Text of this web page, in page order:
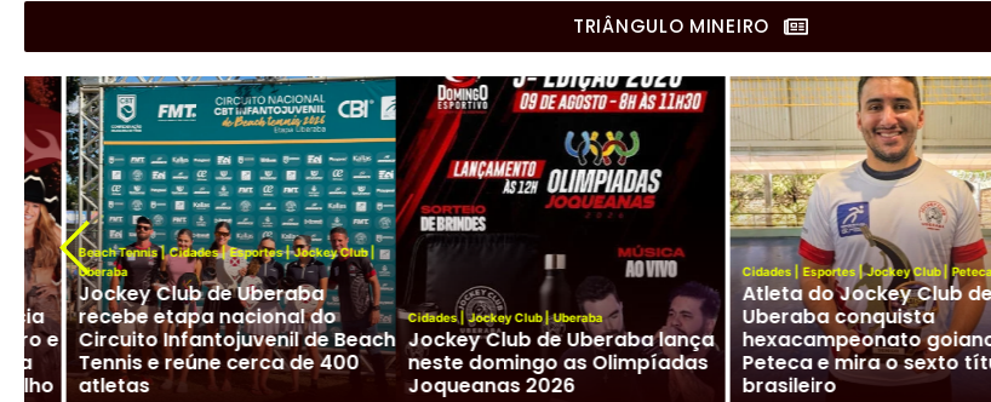
TRIÂNGULO MINEIRO
Cidades| Jockey Club| Uberaba
Jockey Club de Uberaba lança
neste domingo as Olimpíadas
Joqueanas 2026
Cidades Jockey Club | Uberaba
Atleta do Jockey Club de
Uberaba conquista
hexacampeonato goiano de
Peteca e mira o sexto título
brasileiro
Futebol Mineiro| Nacional (NFC)
Presidente Lúcio Vaz solta o
verbo em entrevista sobre o
futuro do Nacional